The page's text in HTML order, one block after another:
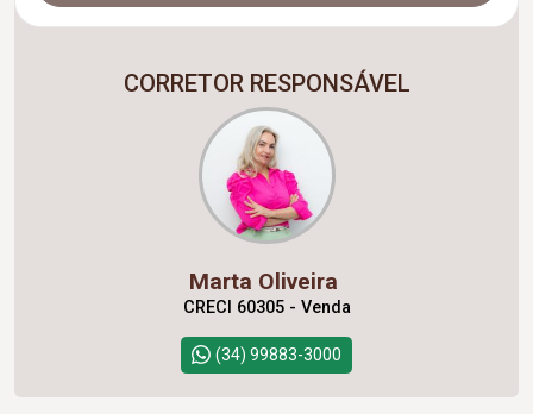
CORRETOR RESPONSÁVEL
Marta Oliveira
CRECI 60305 - Venda
(34) 99883-3000